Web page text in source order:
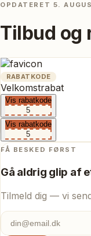
OPDATERET 5.
Tilbud og
RABATKODE
Velkomstrabat
Vis rabatkode
5
Vis rabatkode
5
FÅ BESKED FØRST
Gå aldrig glip af
Tilmeld dig — vi